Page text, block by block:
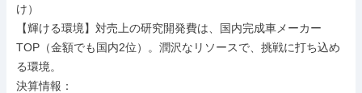
け）
【輝ける環境】対売上の研究開発費は、国内完成車メーカー
TOP（金額でも国内2位）。潤沢なリソースで、挑戦に打ち込め
る環境。
決算情報：